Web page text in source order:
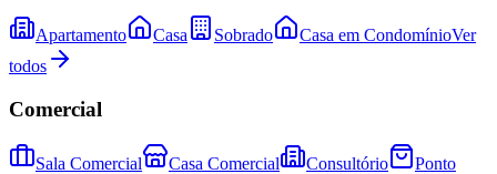
Apartamento Casa Sobrado Casa em CondomínioVer
todos
Comercial
Sala Comercial Casa Comercial Consultório
Ponto